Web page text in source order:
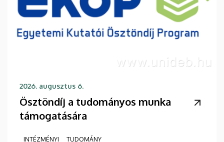
2026. augusztus 6.
Ösztöndíj a tudományos munka
támogatására
INTÉZMÉNYI TUDOMÁNY